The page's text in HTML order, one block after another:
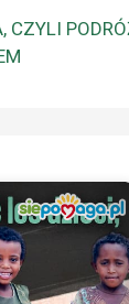
CZYLI